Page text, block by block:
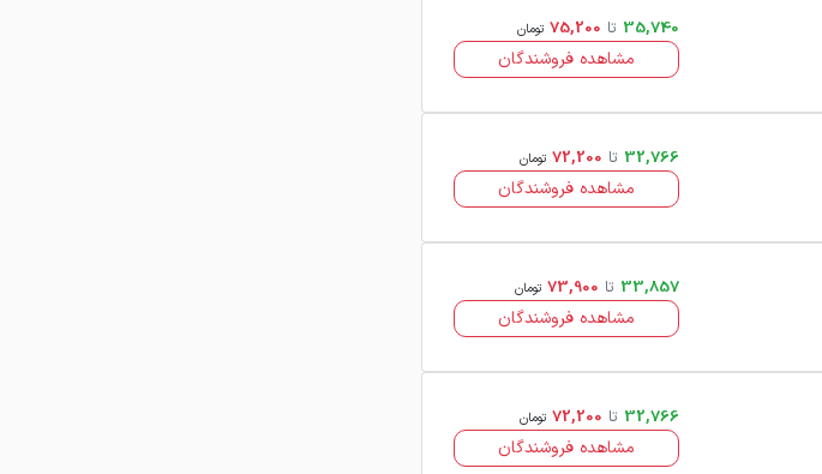
35,740 تا 75,200 تومان
مشاهده فروشندگان
32,766 تا 72,200 تومان
مشاهده فروشندگان
33,857 تا 73,900 تومان
مشاهده فروشندگان
32,766 تا 72,200 تومان
مشاهده فروشندگان